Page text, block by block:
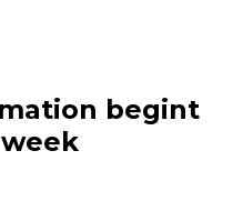
begint